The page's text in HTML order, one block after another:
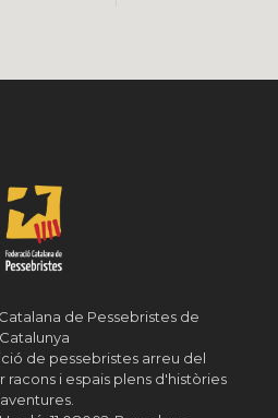
de Pessebristes de
Catalunya
de pessebristes arreu del
racons i espais plens d'històries